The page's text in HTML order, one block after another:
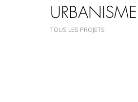
URBANISME
TOUS LES PROJETS